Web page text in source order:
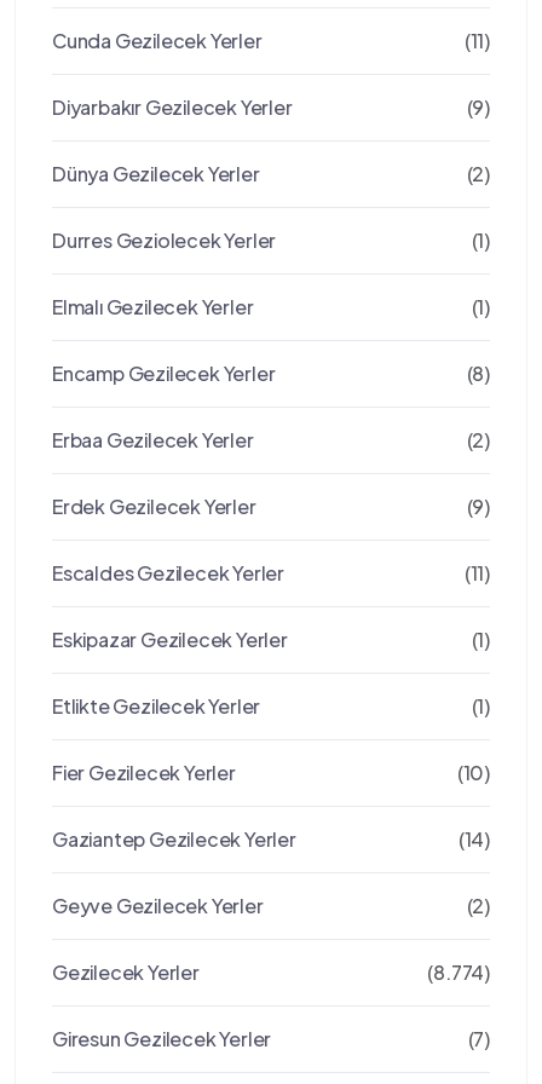
Cunda Gezilecek Yerler (11)
Diyarbakır Gezilecek Yerler (9)
Dünya Gezilecek Yerler (2)
Durres Geziolecek Yerler (1)
Elmalı Gezilecek Yerler (1)
Encamp Gezilecek Yerler (8)
Erbaa Gezilecek Yerler (2)
Erdek Gezilecek Yerler (9)
Escaldes Gezilecek Yerler (11)
Eskipazar Gezilecek Yerler (1)
Etlikte Gezilecek Yerler (1)
Fier Gezilecek Yerler (10)
Gaziantep Gezilecek Yerler (14)
Geyve Gezilecek Yerler (2)
Gezilecek Yerler (8.774)
Giresun Gezilecek Yerler (7)